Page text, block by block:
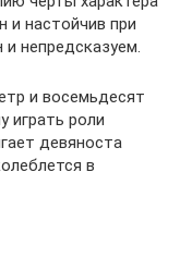
и настойчив при
непредсказуем.
и восемьдесят
играть роли
девяноста
в